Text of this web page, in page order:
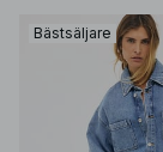
Bästsäljare